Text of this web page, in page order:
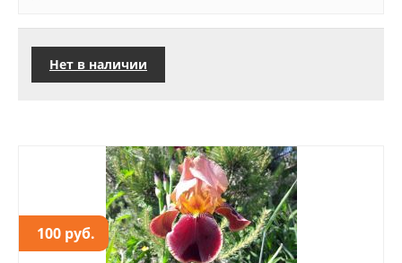
Нет в наличии
100 руб.